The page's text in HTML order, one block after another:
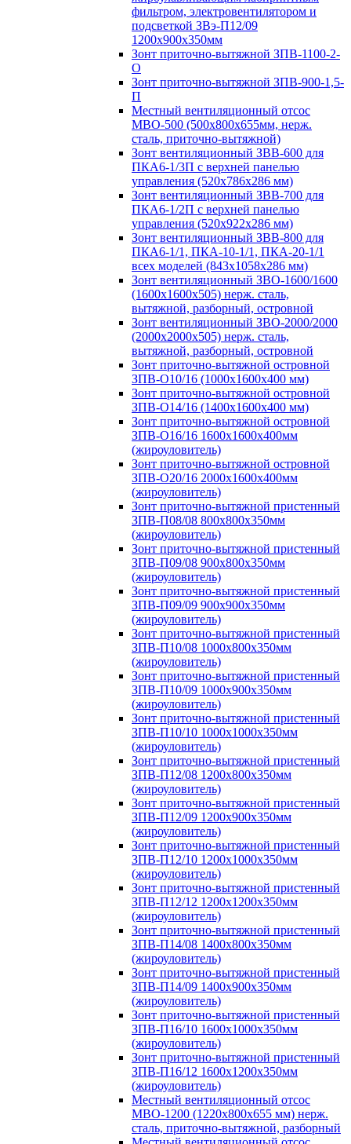
фильтром, электровентилятором и
подсветкой ЗВэ-П12/09
1200х900х350мм
Зонт приточно-вытяжной ЗПВ-1100-2-
О
Зонт приточно-вытяжной ЗПВ-900-1,5-
П
Местный вентиляционный отсос
МВО-500 (500х800х655мм, нерж.
сталь, приточно-вытяжной)
Зонт вентиляционный ЗВВ-600 для
ПКА6-1/3П с верхней панелью
управления (520х786х286 мм)
Зонт вентиляционный ЗВВ-700 для
ПКА6-1/2П с верхней панелью
управления (520х922х286 мм)
Зонт вентиляционный ЗВВ-800 для
ПКА6-1/1, ПКА-10-1/1, ПКА-20-1/1
всех моделей (843х1058х286 мм)
Зонт вентиляционный ЗВО-1600/1600
(1600х1600х505) нерж. сталь,
вытяжной, разборный, островной
Зонт вентиляционный ЗВО-2000/2000
(2000х2000х505) нерж. сталь,
вытяжной, разборный, островной
Зонт приточно-вытяжной островной
ЗПВ-О10/16 (1000х1600х400 мм)
Зонт приточно-вытяжной островной
ЗПВ-О14/16 (1400х1600х400 мм)
Зонт приточно-вытяжной островной
ЗПВ-О16/16 1600х1600х400мм
(жироуловитель)
Зонт приточно-вытяжной островной
ЗПВ-О20/16 2000х1600х400мм
(жироуловитель)
Зонт приточно-вытяжной пристенный
ЗПВ-П08/08 800х800х350мм
(жироуловитель)
Зонт приточно-вытяжной пристенный
ЗПВ-П09/08 900х800х350мм
(жироуловитель)
Зонт приточно-вытяжной пристенный
ЗПВ-П09/09 900х900х350мм
(жироуловитель)
Зонт приточно-вытяжной пристенный
ЗПВ-П10/08 1000х800х350мм
(жироуловитель)
Зонт приточно-вытяжной пристенный
ЗПВ-П10/09 1000х900х350мм
(жироуловитель)
Зонт приточно-вытяжной пристенный
ЗПВ-П10/10 1000х1000х350мм
(жироуловитель)
Зонт приточно-вытяжной пристенный
ЗПВ-П12/08 1200х800х350мм
(жироуловитель)
Зонт приточно-вытяжной пристенный
ЗПВ-П12/09 1200х900х350мм
(жироуловитель)
Зонт приточно-вытяжной пристенный
ЗПВ-П12/10 1200х1000х350мм
(жироуловитель)
Зонт приточно-вытяжной пристенный
ЗПВ-П12/12 1200х1200х350мм
(жироуловитель)
Зонт приточно-вытяжной пристенный
ЗПВ-П14/08 1400х800х350мм
(жироуловитель)
Зонт приточно-вытяжной пристенный
ЗПВ-П14/09 1400х900х350мм
(жироуловитель)
Зонт приточно-вытяжной пристенный
ЗПВ-П16/10 1600х1000х350мм
(жироуловитель)
Зонт приточно-вытяжной пристенный
ЗПВ-П16/12 1600х1200х350мм
(жироуловитель)
Местный вентиляционный отсос
МВО-1200 (1220х800х655 мм) нерж.
сталь, приточно-вытяжной, разборный